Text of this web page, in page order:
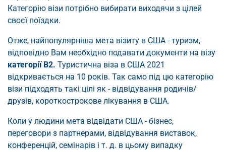
Категорію візи потрібно вибирати виходячи з цілей
своєї поїздки.
Отже, найпопулярніша мета візиту в США - туризм,
відповідно Вам необхідно подавати документи на візу
категорії В2. Туристична віза в США 2021
відкривається на 10 років. Так само під цю категорію
візи підходять такі цілі як - відвідування родичів/
друзів, короткострокове лікування в США.
Коли у людини мета відвідати США - бізнес,
переговори з партнерами, відвідування виставок,
конференцій, семінарів і т. д. в цьому випадку